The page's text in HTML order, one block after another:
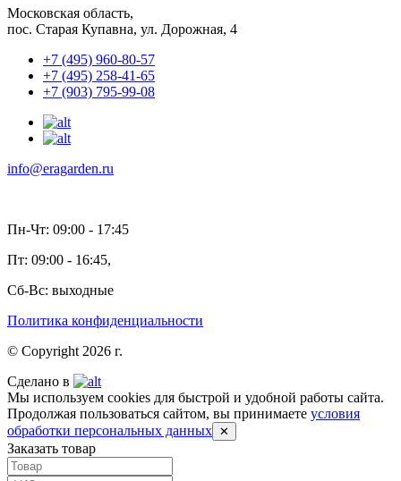
Московская область,
пос. Старая Купавна, ул. Дорожная, 4
+7 (495) 960-80-57
+7 (495) 258-41-65
+7 (903) 795-99-08
info@eragarden.ru
Пн-Чт: 09:00 - 17:45
Пт: 09:00 - 16:45,
Сб-Вс: выходные
Политика конфиденциальности
© Copyright 2026 г.
Сделано в
Мы используем cookies для быстрой и удобной работы сайта.
Продолжая пользоваться сайтом, вы принимаете условия
обработки персональных данных ✕
Заказать товар